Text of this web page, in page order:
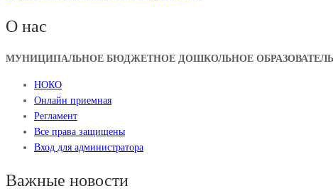
О нас
МУНИЦИПАЛЬНОЕ БЮДЖЕТНОЕ ДОШКОЛЬНОЕ
НОКО
Онлайн приемная
Регламент
Все права защищены
Вход для администратора
Важные новости